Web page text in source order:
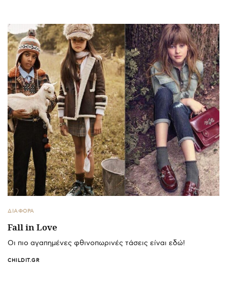
ΔΙΑΦΟΡΑ
Fall in Love
Οι πιο αγαπημένες φθινοπωρινές τάσεις είναι εδώ!
CHILDIT.GR